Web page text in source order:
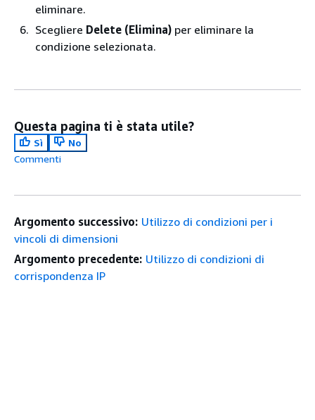
eliminare.
Scegliere Delete (Elimina) per eliminare la
condizione selezionata.
Questa pagina ti è stata utile?
Sì
No
Commenti
Argomento successivo: Utilizzo di condizioni per i
vincoli di dimensioni
Argomento precedente: Utilizzo di condizioni di
corrispondenza IP